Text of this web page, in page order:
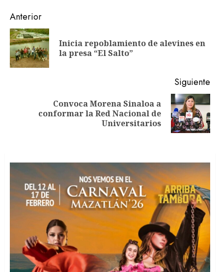
Navegación
de
entradas
Anterior
Inicia repoblamiento de alevines en
la presa “El Salto”
Siguiente
Siguiente
Convoca Morena Sinaloa a
conformar la Red Nacional de
Universitarios